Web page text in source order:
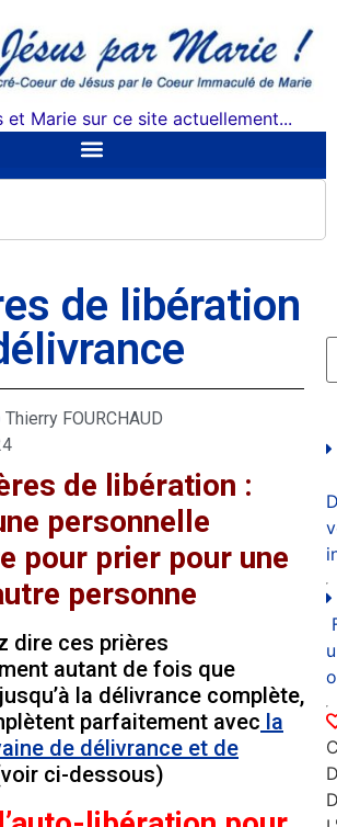
et Marie sur ce site actuellement...
de libération
Thierry FOURCHAUD
de libération :
personnelle
pour prier pour une
personne
dire ces prières
autant de fois que
la délivrance complète,
parfaitement avec la
de délivrance et de
ci-dessous)